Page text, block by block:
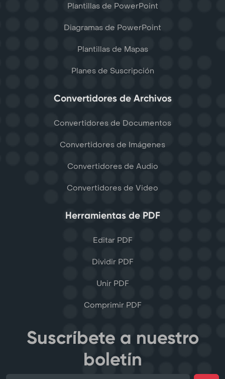
Plantillas de PowerPoint
Diagramas de PowerPoint
Plantillas de Mapas
Planes de Suscripción
Convertidores de Archivos
Convertidores de Documentos
Convertidores de Imágenes
Convertidores de Audio
Convertidores de Video
Herramientas de PDF
Editar PDF
Dividir PDF
Unir PDF
Comprimir PDF
Suscríbete a nuestro
boletín